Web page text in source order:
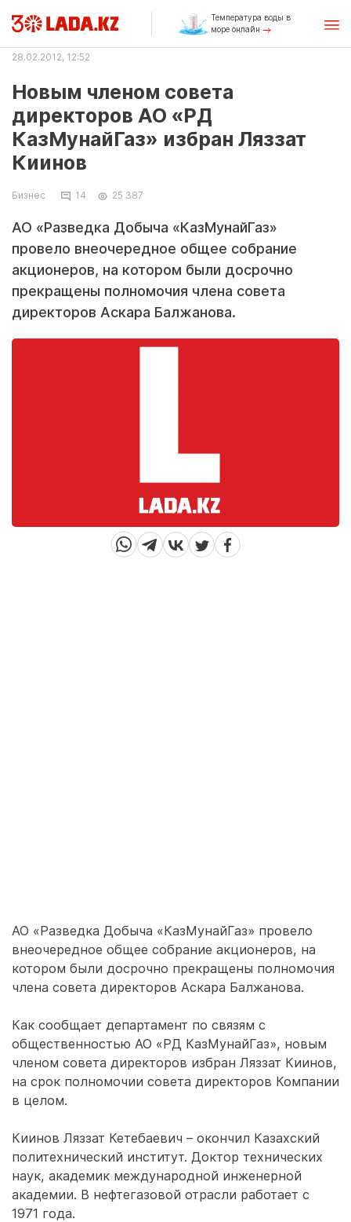
Температура воды в
море онлайн
28.02.2012, 12:52
Новым членом совета
директоров АО «РД
КазМунайГаз» избран Ляззат
Киинов
Бизнес 14 25 387
АО «Разведка Добыча «КазМунайГаз»
провело внеочередное общее собрание
акционеров, на котором были досрочно
прекращены полномочия члена совета
директоров Аскара Балжанова.
АО «Разведка Добыча «КазМунайГаз» провело
внеочередное общее собрание акционеров, на
котором были досрочно прекращены полномочия
члена совета директоров Аскара Балжанова.
Как сообщает департамент по связям с
общественностью АО «РД КазМунайГаз», новым
членом совета директоров избран Ляззат Киинов,
на срок полномочии совета директоров Компании
в целом.
Киинов Ляззат Кетебаевич – окончил Казахский
политехнический институт. Доктор технических
наук, академик международной инженерной
академии. В нефтегазовой отрасли работает с
1971 года.